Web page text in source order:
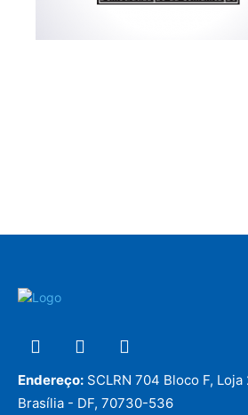
Endereço: SCLRN 704 Bloco F,
Brasília - DF, 70730-536